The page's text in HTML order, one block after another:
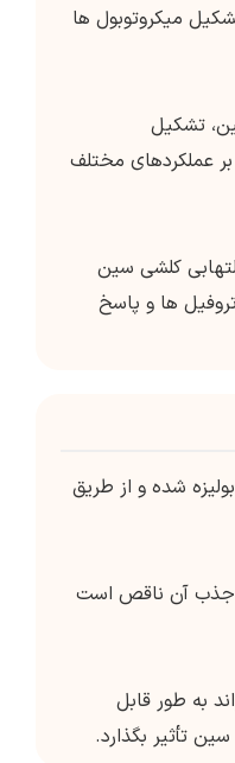
میکروتوبول ها
تشکیل
عملکردهای مختلف
کلشی سین
ها و پاسخ
شده و از طریق
و جذب آن ناقص است
به طور قابل
تأثیر بگذارد.